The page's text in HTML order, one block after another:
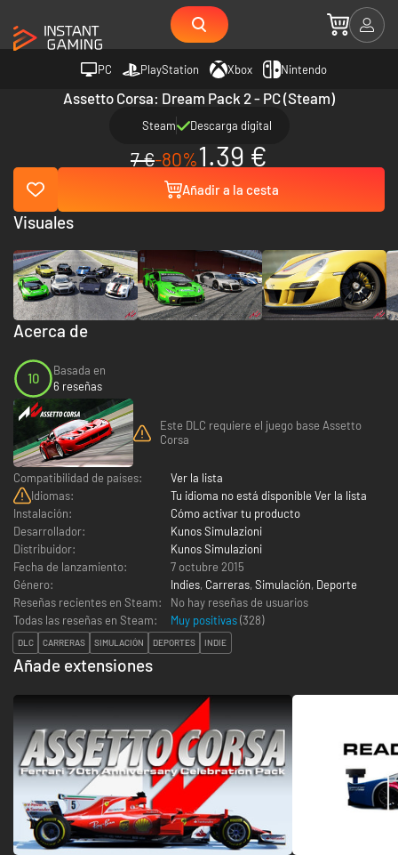
PC PlayStation Xbox Nintendo
Assetto Corsa: Dream Pack 2 - PC (Steam)
Steam Descarga digital
7 €-80%1.39 €
Añadir a la cesta
Acerca de
10
Basada en
6 reseñas
Este DLC requiere el juego base Assetto
Corsa
Compatibilidad de países:
Ver la lista
Idiomas:
Tu idioma no está disponible Ver la lista
Instalación:
Cómo activar tu producto
Desarrollador:
Kunos Simulazioni
Distribuidor:
Kunos Simulazioni
Fecha de lanzamiento:
7 octubre 2015
Género:
Indies, Carreras, Simulación, Deporte
Reseñas recientes en Steam:
No hay reseñas de usuarios
Todas las reseñas en Steam:
Muy positivas(328)
DLC CARRERAS SIMULACIÓN DEPORTES INDIE
Añade extensiones
Visuales